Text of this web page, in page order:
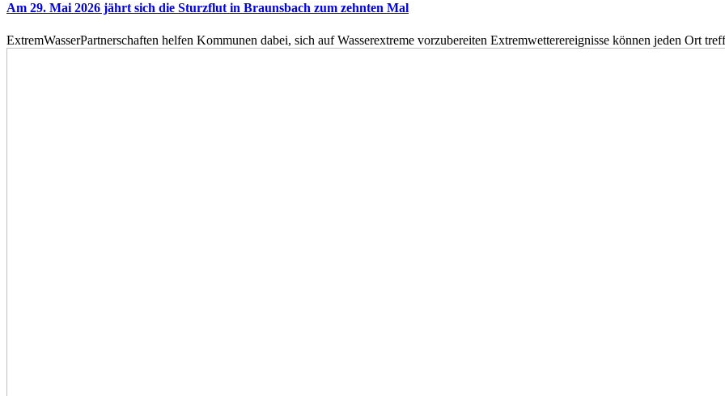
Am 29. Mai 2026 jährt sich die Sturzflut in Braunsbach zum zehnten Mal
ExtremWasserPartnerschaften helfen Kommunen dabei, sich auf Wasserextreme vorzubereiten Extremwetterereignisse können jeden Ort